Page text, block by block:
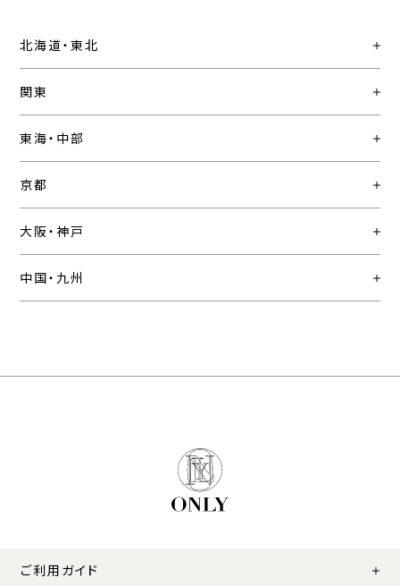
北海道・東北
関東
東海・中部
京都
大阪・神戸
中国・九州
ご利用ガイド